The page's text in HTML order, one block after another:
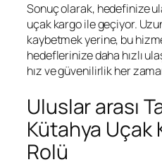
Sonuç olarak, hedefinize
uçak kargo ile geçiyor.
kaybetmek yerine, bu
hedeflerinize daha hızlı
hız ve güvenilirlik her
Uluslar arası
Kütahya Uçak
Rolü